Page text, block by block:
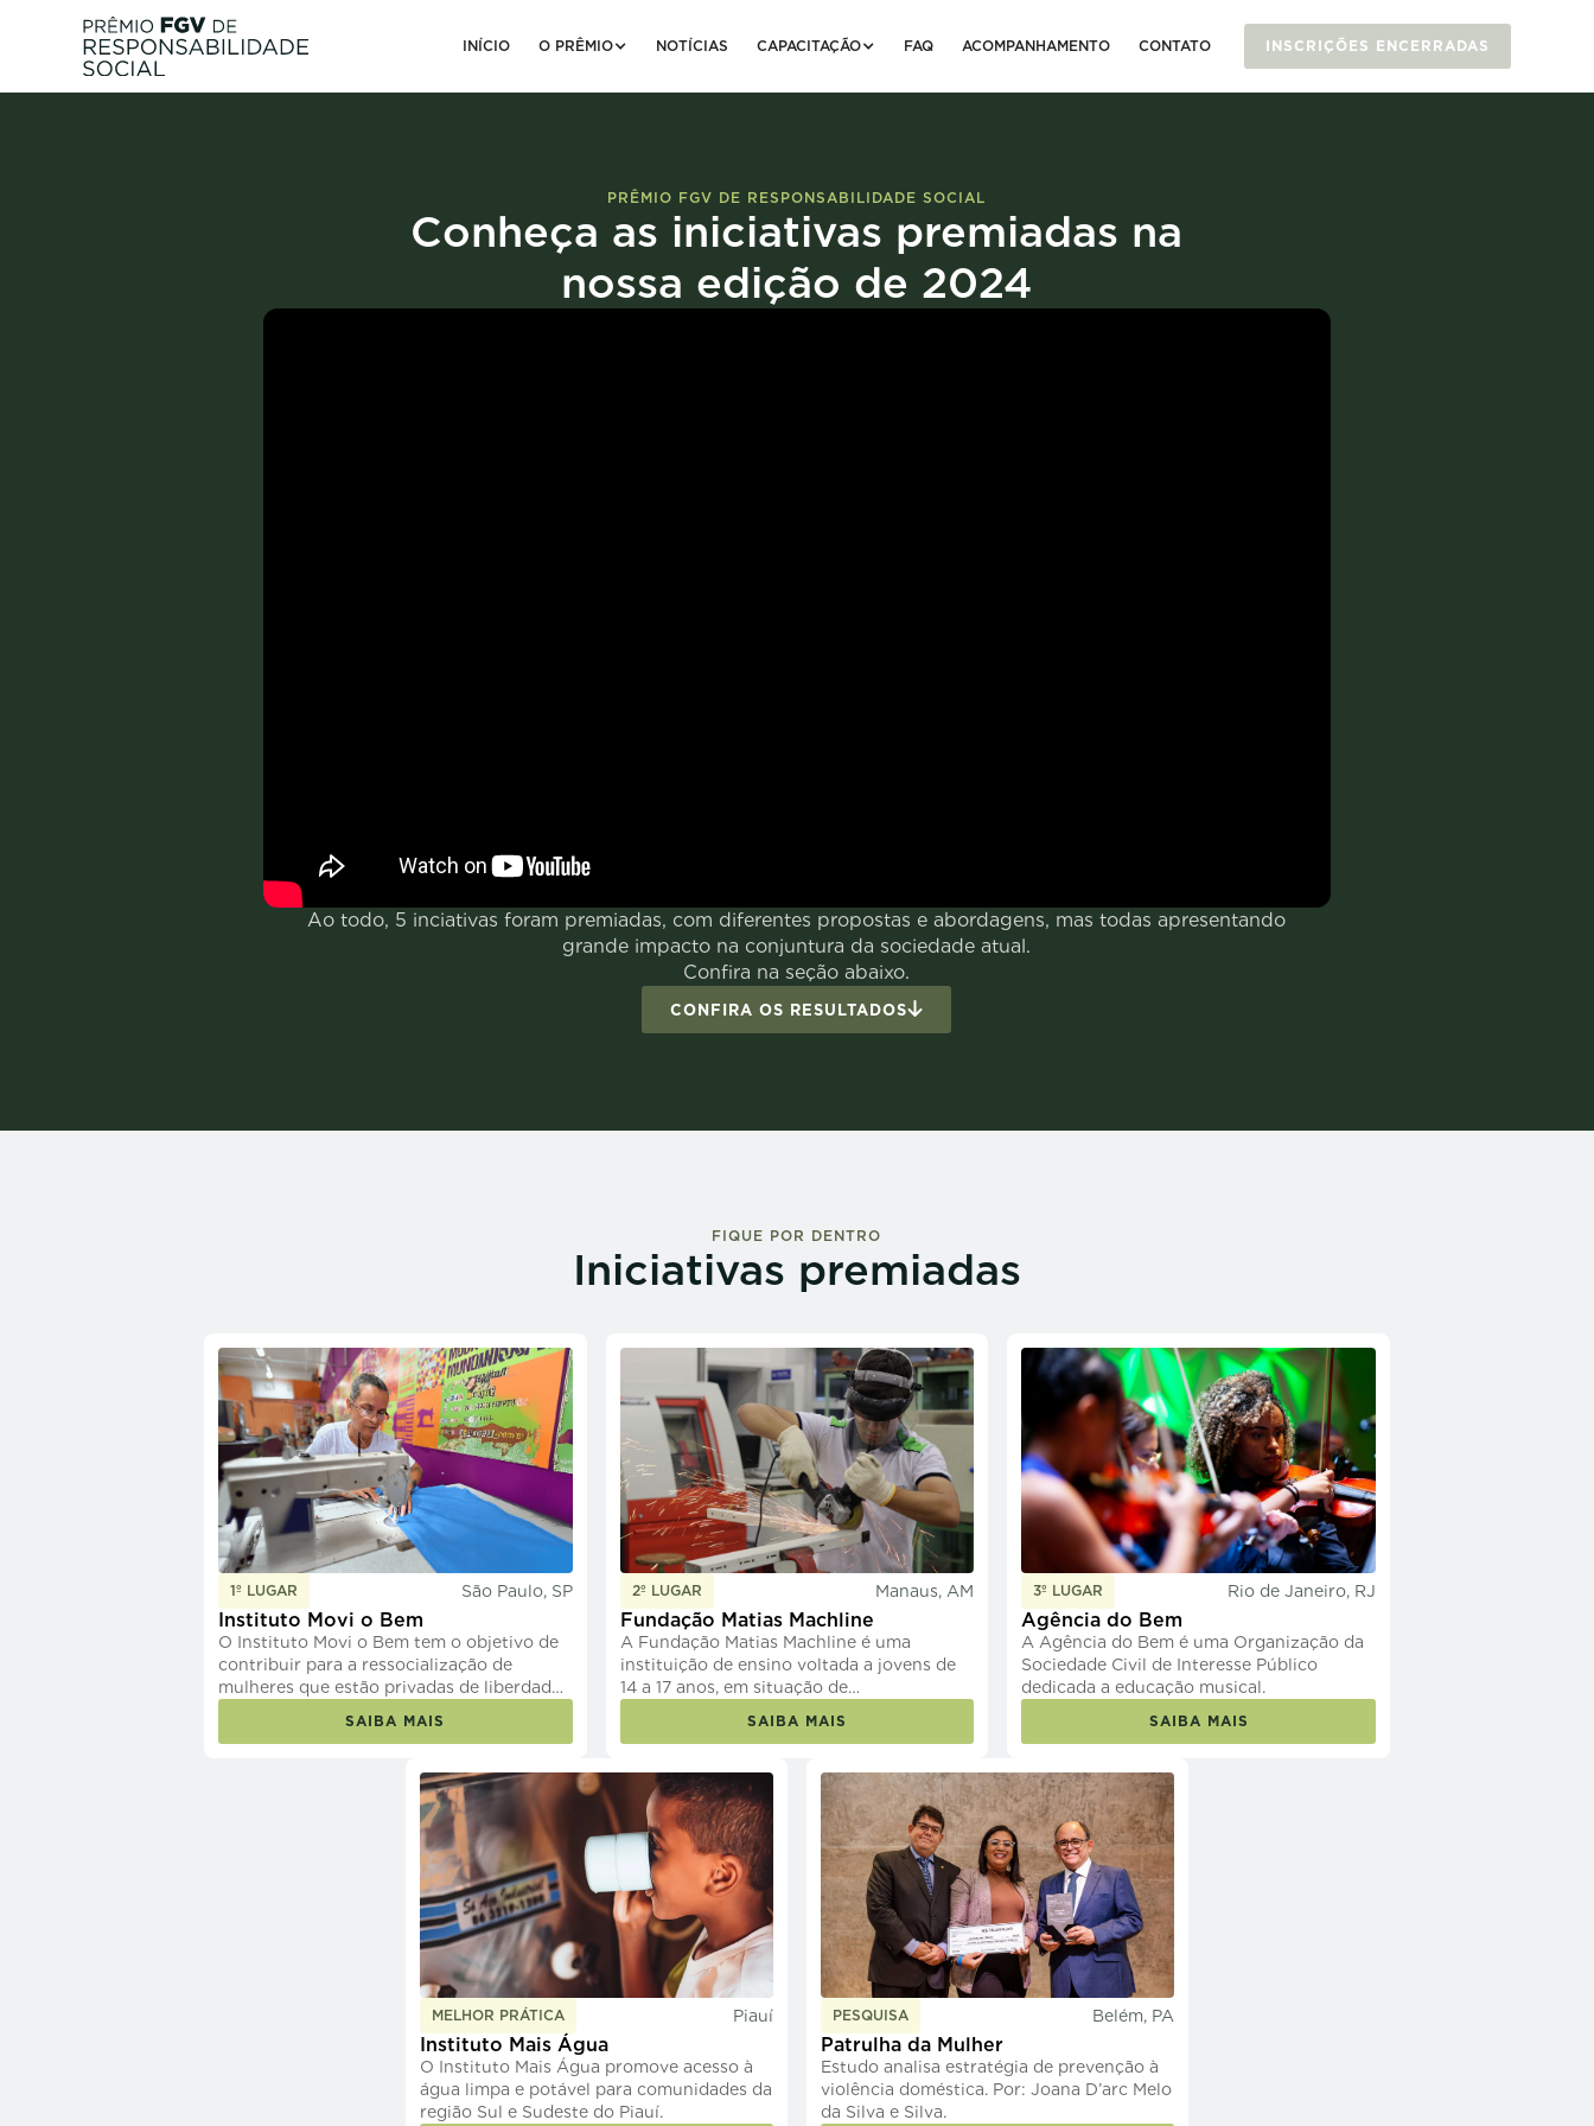
INÍCIO O PRÊMIO NOTÍCIAS CAPACITAÇÃO FAQ ACOMPANHAMENTO CONTATO INSCRIÇÕES ENCERRADAS
PRÊMIO FGV DE RESPONSABILIDADE SOCIAL
Conheça as iniciativas premiadas na
nossa edição de 2024
Ao todo, 5 inciativas foram premiadas, com diferentes propostas e abordagens, mas todas apresentando
grande impacto na conjuntura da sociedade atual.
Confira na seção abaixo.
CONFIRA OS RESULTADOS
FIQUE POR DENTRO
Iniciativas premiadas
1º LUGAR São Paulo, SP
Instituto Movi o Bem
O Instituto Movi o Bem tem o objetivo de
contribuir para a ressocialização de
mulheres que estão privadas de liberdade
SAIBA MAIS
2º LUGAR Manaus, AM
Fundação Matias Machline
A Fundação Matias Machline é uma
instituição de ensino voltada a jovens de
14 a 17 anos, em situação de
SAIBA MAIS
3º LUGAR Rio de Janeiro, RJ
Agência do Bem
A Agência do Bem é uma Organização da
Sociedade Civil de Interesse Público
dedicada a educação musical.
SAIBA MAIS
MELHOR PRÁTICA Piauí
Instituto Mais Água
O Instituto Mais Água promove acesso à
água limpa e potável para comunidades da
região Sul e Sudeste do Piauí.
PESQUISA Belém, PA
Patrulha da Mulher
Estudo analisa estratégia de prevenção à
violência doméstica. Por: Joana D’arc Melo
da Silva e Silva.